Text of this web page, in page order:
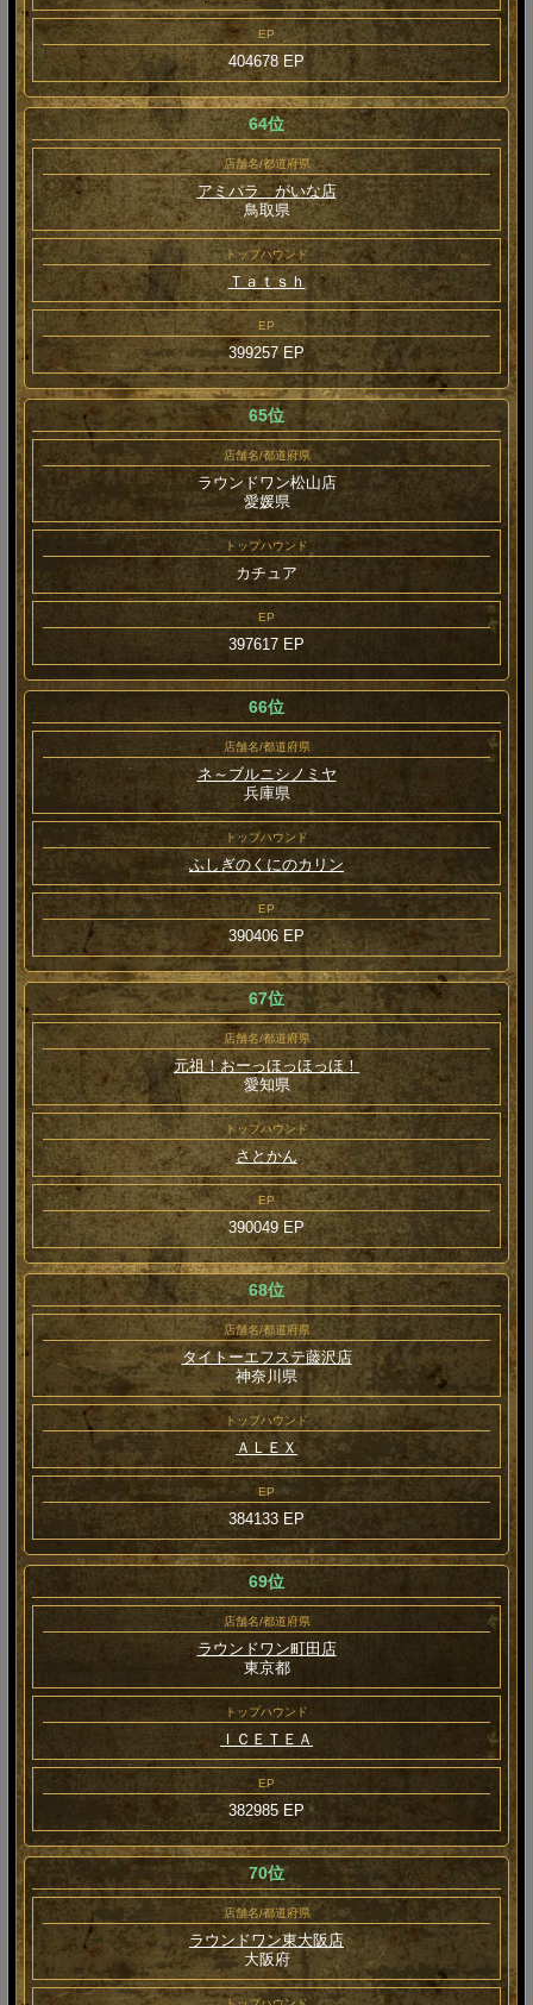
EP
404678 EP
64位
店舗名/都道府県
アミパラ がいな店
鳥取県
トップハウンド
Ｔａｔｓｈ
EP
399257 EP
65位
店舗名/都道府県
ラウンドワン松山店
愛媛県
トップハウンド
カチュア
EP
397617 EP
66位
店舗名/都道府県
ネ～ブルニシノミヤ
兵庫県
トップハウンド
ふしぎのくにのカリン
EP
390406 EP
67位
店舗名/都道府県
元祖！おーっほっほっほ！
愛知県
トップハウンド
さとかん
EP
390049 EP
68位
店舗名/都道府県
タイトーエフステ藤沢店
神奈川県
トップハウンド
ＡＬＥＸ
EP
384133 EP
69位
店舗名/都道府県
ラウンドワン町田店
東京都
トップハウンド
ＩＣＥＴＥＡ
EP
382985 EP
70位
店舗名/都道府県
ラウンドワン東大阪店
大阪府